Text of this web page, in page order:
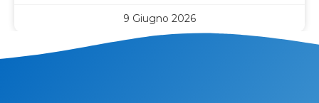
9 Giugno 2026